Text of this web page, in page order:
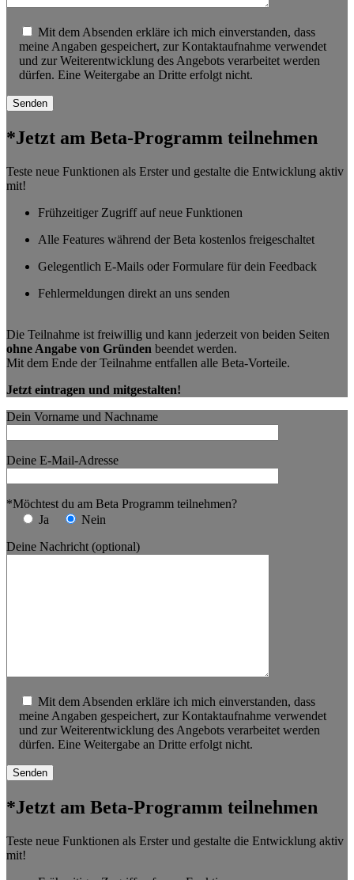
Mit dem Absenden erkläre ich mich einverstanden, dass
meine Angaben gespeichert, zur Kontaktaufnahme verwendet
und zur Weiterentwicklung des Angebots verarbeitet werden
dürfen. Eine Weitergabe an Dritte erfolgt nicht.
*Jetzt am Beta-Programm teilnehmen
Teste neue Funktionen als Erster und gestalte die Entwicklung aktiv
mit!
Frühzeitiger Zugriff auf neue Funktionen
Alle Features während der Beta kostenlos freigeschaltet
Gelegentlich E-Mails oder Formulare für dein Feedback
Fehlermeldungen direkt an uns senden
Die Teilnahme ist freiwillig und kann jederzeit von beiden Seiten
ohne Angabe von Gründen beendet werden.
Mit dem Ende der Teilnahme entfallen alle Beta-Vorteile.
Jetzt eintragen und mitgestalten!
Dein Vorname und Nachname
Deine E-Mail-Adresse
*Möchtest du am Beta Programm teilnehmen?
Ja
Nein
Deine Nachricht (optional)
Mit dem Absenden erkläre ich mich einverstanden, dass
meine Angaben gespeichert, zur Kontaktaufnahme verwendet
und zur Weiterentwicklung des Angebots verarbeitet werden
dürfen. Eine Weitergabe an Dritte erfolgt nicht.
*Jetzt am Beta-Programm teilnehmen
Teste neue Funktionen als Erster und gestalte die Entwicklung aktiv
mit!